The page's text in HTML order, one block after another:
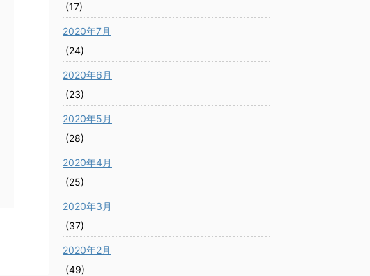
(17)
2020年7月
(24)
2020年6月
(23)
2020年5月
(28)
2020年4月
(25)
2020年3月
(37)
2020年2月
(49)